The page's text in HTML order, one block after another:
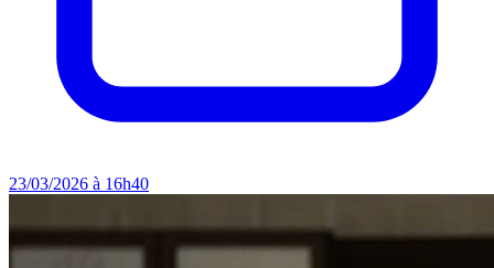
23/03/2026 à 16h40